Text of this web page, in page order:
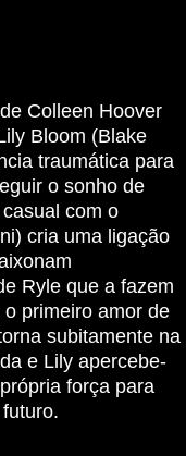
Colleen Hoover
Bloom (Blake
traumática para
o sonho de
com o
cria uma ligação
Ryle que a fazem
primeiro amor de
subitamente na
e Lily apercebe-
força para